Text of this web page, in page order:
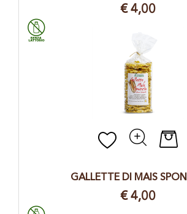
€ 4,00
GALLETTE DI MAIS
€ 4,00